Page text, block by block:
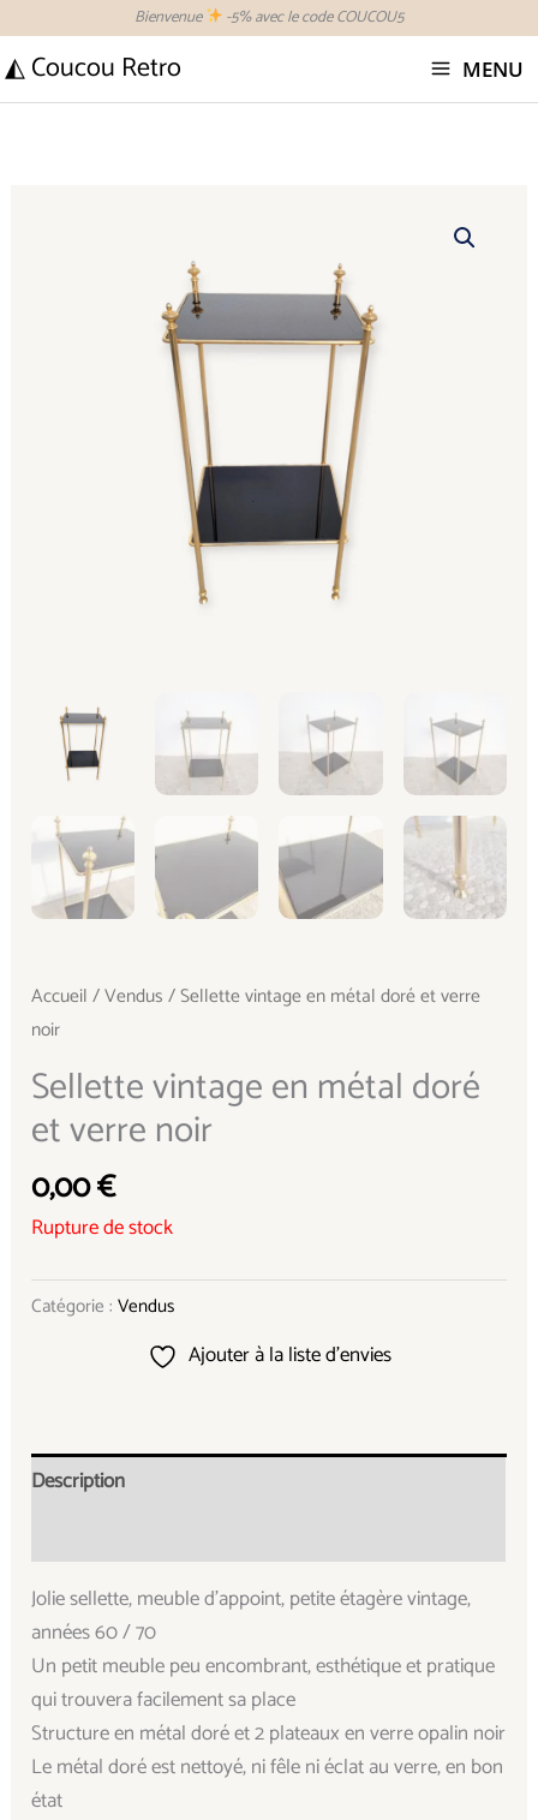
contenu
Bienvenue -5% avec le code COUCOU5
◭ Coucou Retro MENU
Accueil /Vendus / Sellette vintage en métal doré et verre
noir
Sellette vintage en métal doré
et verre noir
0,00€
Rupture de stock
Catégorie :Vendus
Ajouter à la liste d’envies
Description
Jolie sellette, meuble d’appoint, petite étagère vintage,
années 60 / 70
Un petit meuble peu encombrant, esthétique et pratique
qui trouvera facilement sa place
Structure en métal doré et 2 plateaux en verre opalin noir
Le métal doré est nettoyé, ni fêle ni éclat au verre, en bon
état